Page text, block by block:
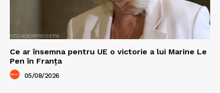
Ce ar însemna pentru UE o victorie a lui Marine Le
Pen în Franța
05/08/2026